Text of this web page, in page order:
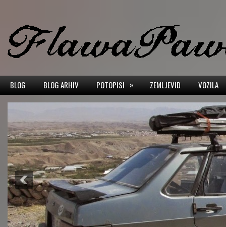
BLOG BLOG ARHIV POTOPISI » ZEMLJEVID VOZILA